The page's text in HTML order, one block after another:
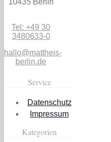
Tel: +49 30
3480633-0
hallo@mattheis-
berlin.de
Service
Datenschutz
Impressum
Kategorien